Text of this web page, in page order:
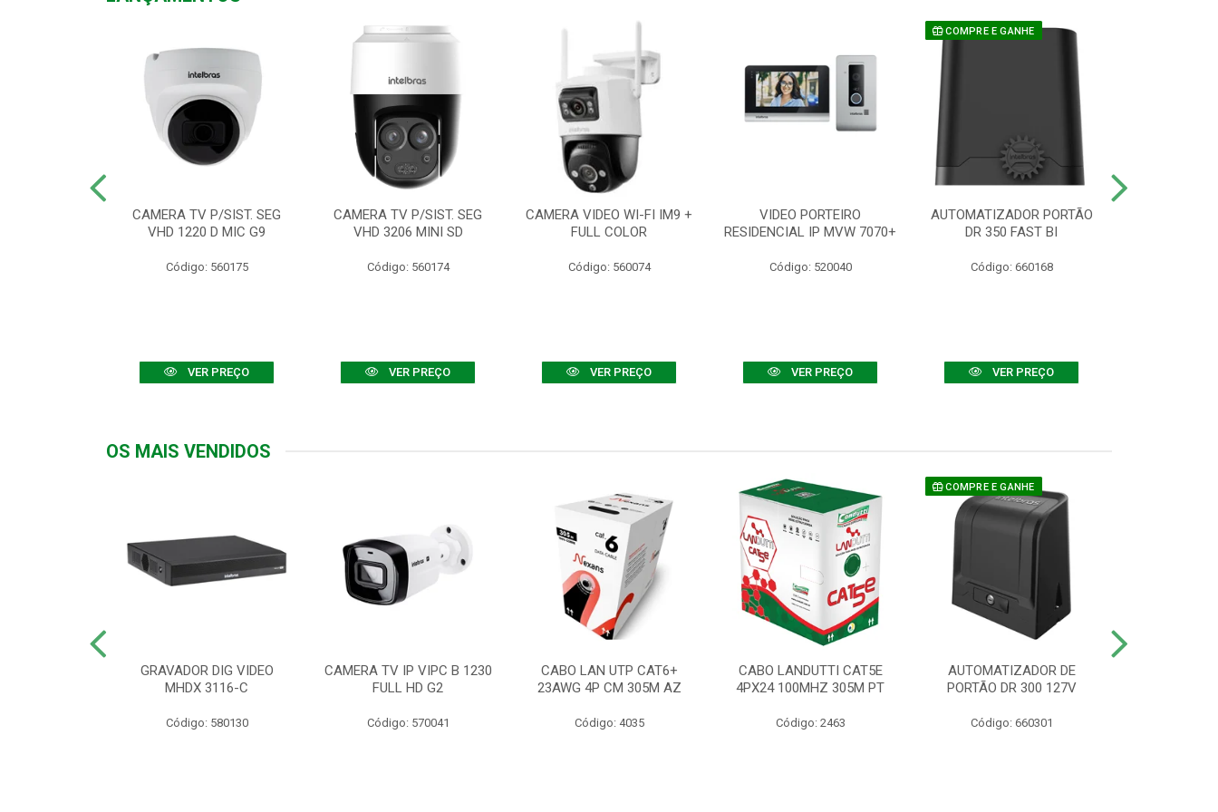
CAMERA TV P/SIST. SEG
VHD 1220 D MIC G9
Código: 560175
VER PREÇO
CAMERA TV P/SIST. SEG
VHD 3206 MINI SD
Código: 560174
VER PREÇO
CAMERA VIDEO WI-FI IM9 +
FULL COLOR
Código: 560074
VER PREÇO
VIDEO PORTEIRO
RESIDENCIAL IP MVW 7070+
Código: 520040
VER PREÇO
COMPRE E GANHE
AUTOMATIZADOR PORTÃO
DR 350 FAST BI
Código: 660168
VER PREÇO
OS MAIS VENDIDOS
GRAVADOR DIG VIDEO
MHDX 3116-C
Código: 580130
CAMERA TV IP VIPC B 1230
FULL HD G2
Código: 570041
CABO LAN UTP CAT6+
23AWG 4P CM 305M AZ
Código: 4035
CABO LANDUTTI CAT5E
4PX24 100MHZ 305M PT
Código: 2463
COMPRE E GANHE
AUTOMATIZADOR DE
PORTÃO DR 300 127V
Código: 660301